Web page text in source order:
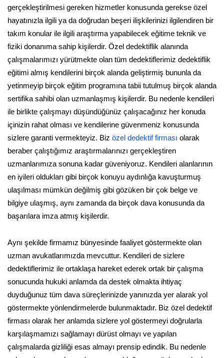
gerçekleştirilmesi gereken hizmetler konusunda gerekse özel
hayatınızla ilgili ya da doğrudan beşeri ilişkilerinizi ilgilendiren bir
takım konular ile ilgili araştırma yapabilecek eğitime teknik ve
fiziki donanıma sahip kişilerdir. Özel dedektiflik alanında
çalışmalarımızı yürütmekte olan tüm dedektiflerimiz dedektiflik
eğitimi almış kendilerini birçok alanda geliştirmiş bununla da
yetinmeyip birçok eğitim programına tabii tutulmuş birçok alanda
sertifika sahibi olan uzmanlaşmış kişilerdir. Bu nedenle kendileri
ile birlikte çalışmayı düşündüğünüz çalışacağınız her konuda
içinizin rahat olması ve kendilerine güvenmeniz konusunda
sizlere garanti vermekteyiz. Biz özel dedektif firması olarak
beraber çalıştığımız araştırmalarınızı gerçekleştiren
uzmanlarımıza sonuna kadar güveniyoruz. Kendileri alanlarının
en iyileri oldukları gibi birçok konuyu aydınlığa kavuşturmuş
ulaşılması mümkün değilmiş gibi gözüken bir çok belge ve
bilgiye ulaşmış, aynı zamanda da birçok dava konusunda da
başarılara imza atmış kişilerdir.
Aynı şekilde firmamız bünyesinde faaliyet göstermekte olan
uzman avukatlarımızda mevcuttur. Kendileri de sizlere
dedektiflerimiz ile ortaklaşa hareket ederek ortak bir çalışma
sonucunda hukuki anlamda da destek olmakta ihtiyaç
duyduğunuz tüm dava süreçlerinizde yanınızda yer alarak yol
göstermekte yönlendirmelerde bulunmaktadır. Biz özel dedektif
firması olarak her anlamda sizlere yol göstermeyi doğrularla
karşılaşmamızı sağlamayı dürüst olmayı ve yapılan
çalışmalarda gizliliği esas almayı prensip edindik. Bu nedenle